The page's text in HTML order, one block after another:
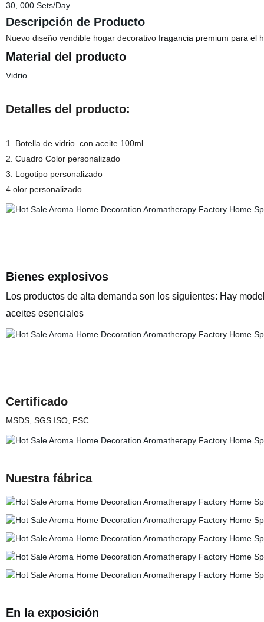
30, 000 Sets/Day
Descripción de Producto
Nuevo diseño vendible hogar decorativofragancia premium para el
Material del producto
Vidrio
Detalles del producto:
1. Botella de vidrio con aceite 100ml
2. Cuadro Color personalizado
3.
Logotipo personalizado
4. olor personalizado
Bienes explosivos
Los productos de alta demanda son los siguientes: Hay
aceites esenciales
Certificado
MSDS, SGS ISO, FSC
Nuestra fábrica
En la exposición